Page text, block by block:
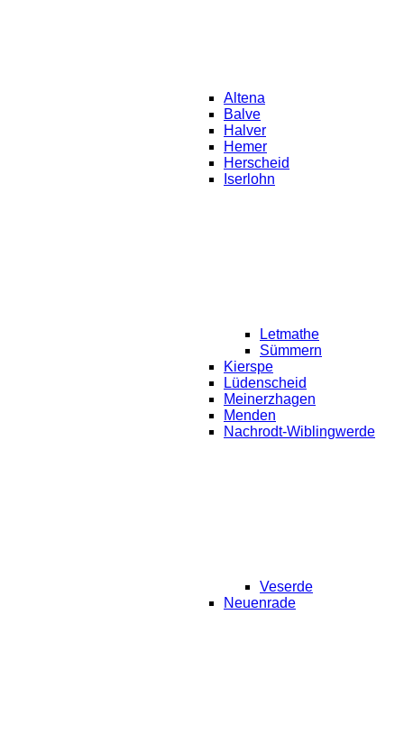
Altena
Balve
Halver
Hemer
Herscheid
Iserlohn
Letmathe
Sümmern
Kierspe
Lüdenscheid
Meinerzhagen
Menden
Nachrodt-Wiblingwerde
Veserde
Neuenrade